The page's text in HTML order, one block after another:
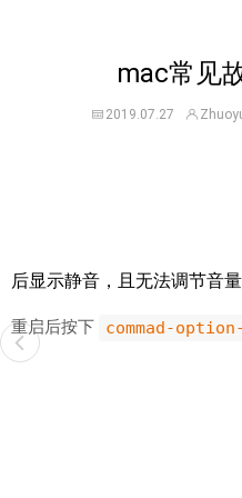
mac常见
2019.07.27
后显示静音，且无法调节音量
重启后按下 commad-